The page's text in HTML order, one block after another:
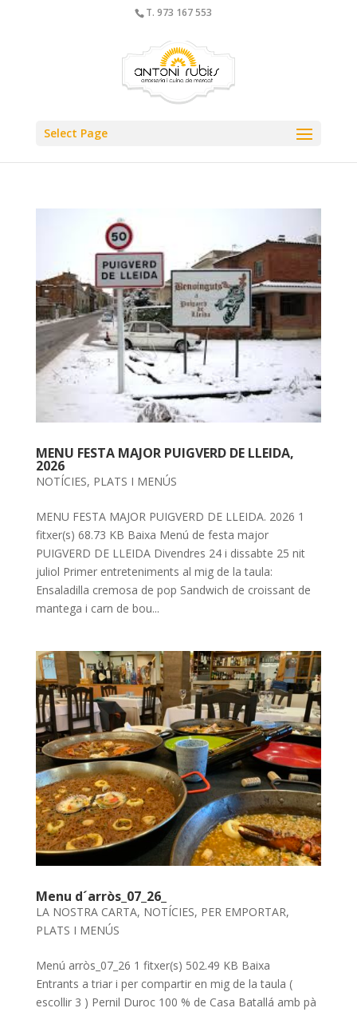
T. 973 167 553
Select Page
MENU FESTA MAJOR PUIGVERD DE LLEIDA,
2026
NOTÍCIES, PLATS I MENÚS
MENU FESTA MAJOR PUIGVERD DE LLEIDA. 2026 1
fitxer(s) 68.73 KB Baixa Menú de festa major
PUIGVERD DE LLEIDA Divendres 24 i dissabte 25 nit
juliol Primer entreteniments al mig de la taula:
Ensaladilla cremosa de pop Sandwich de croissant de
mantega i carn de bou...
Menu d´arròs_07_26_
LA NOSTRA CARTA, NOTÍCIES, PER EMPORTAR,
PLATS I MENÚS
Menú arròs_07_26 1 fitxer(s) 502.49 KB Baixa
Entrants a triar i per compartir en mig de la taula (
escollir 3 ) Pernil Duroc 100 % de Casa Batallá amb pà